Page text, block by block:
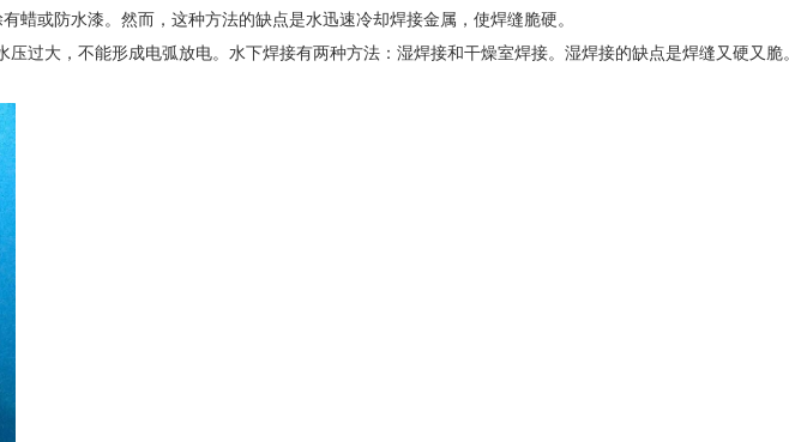
或防水漆。然而，这种方法的缺点是水迅速冷却焊接金属，使焊缝脆硬。
过大，不能形成电弧放电。水下焊接有两种方法：湿焊接和干燥室焊接。湿焊接的缺点是焊缝又硬又脆